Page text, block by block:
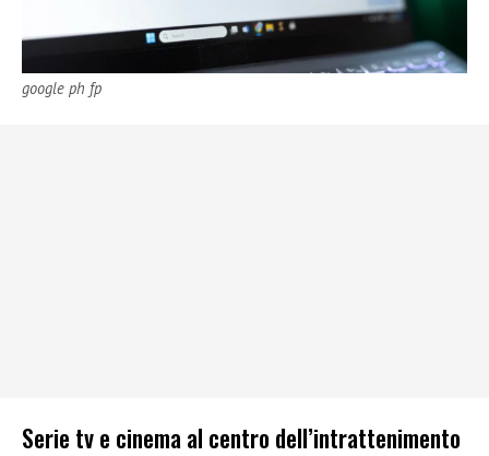
google ph fp
Serie tv e cinema al centro dell’intrattenimento